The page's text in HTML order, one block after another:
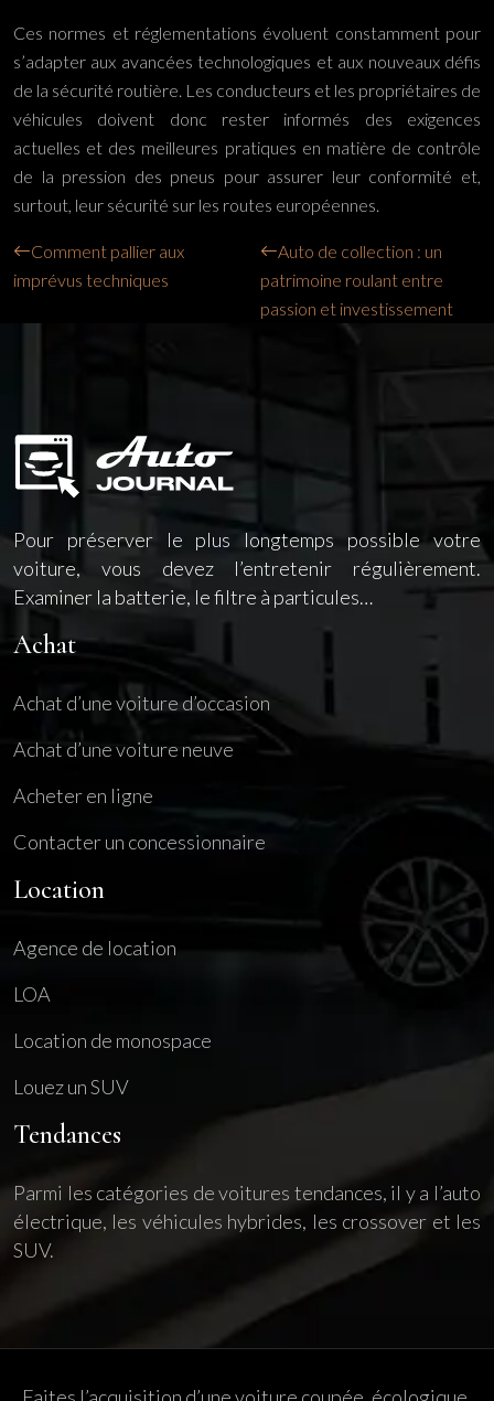
Ces normes et réglementations évoluent constamment pour
s’adapter aux avancées technologiques et aux nouveaux défis
de la sécurité routière. Les conducteurs et les propriétaires de
véhicules doivent donc rester informés des exigences
actuelles et des meilleures pratiques en matière de contrôle
de la pression des pneus pour assurer leur conformité et,
surtout, leur sécurité sur les routes européennes.
Comment pallier aux
imprévus techniques
Auto de collection : un
patrimoine roulant entre
passion et investissement
Pour préserver le plus longtemps possible votre
voiture, vous devez l’entretenir régulièrement.
Examiner la batterie, le filtre à particules…
Achat
Achat d’une voiture d’occasion
Achat d’une voiture neuve
Acheter en ligne
Contacter un concessionnaire
Location
Agence de location
LOA
Location de monospace
Louez un SUV
Tendances
Parmi les catégories de voitures tendances, il y a l’auto
électrique, les véhicules hybrides, les crossover et les
SUV.